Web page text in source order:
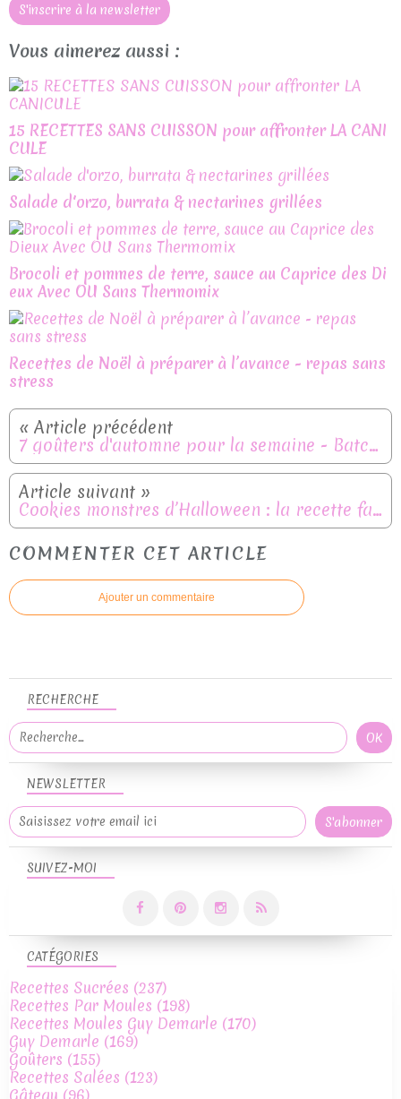
S'inscrire à la newsletter
Vous aimerez aussi :
15 RECETTES SANS CUISSON pour affronter LA CANI
CULE
Salade d'orzo, burrata & nectarines grillées
Brocoli et pommes de terre, sauce au Caprice des Di
eux Avec OU Sans Thermomix
Recettes de Noël à préparer à l’avance - repas sans
stress
7 goûters d'automne pour la semaine - Batch goûter
Cookies monstres d’Halloween : la recette facile et rigolote
COMMENTER CET ARTICLE
Ajouter un commentaire
NEWSLETTER
SUIVEZ-MOI
RECHERCHE
CATÉGORIES
Recettes Sucrées (237)
Recettes Par Moules (198)
Recettes Moules Guy Demarle (170)
Guy Demarle (169)
Goûters (155)
Recettes Salées (123)